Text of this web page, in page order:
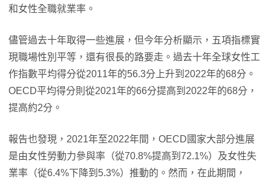
和女性全職就業率。
儘管過去十年取得一些進展，但今年分析顯示，五項指標實
現職場性別平等，還有很長的路要走。過去十年全球女性工
作指數平均得分從2011年的56.3分上升到2022年的68分。
OECD平均得分則從2021年的66分提高到2022年的68分，
提高約2分。
報告也發現，2021年至2022年間，OECD國家大部分進展
是由女性勞動力參與率（從70.8%提高到72.1%）及女性失
業率（從6.4%下降到5.3%）推動的。然而，在此期間，